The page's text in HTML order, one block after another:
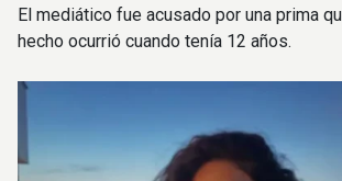
El mediático fue acusado por una prima
hecho ocurrió cuando tenía 12 años.